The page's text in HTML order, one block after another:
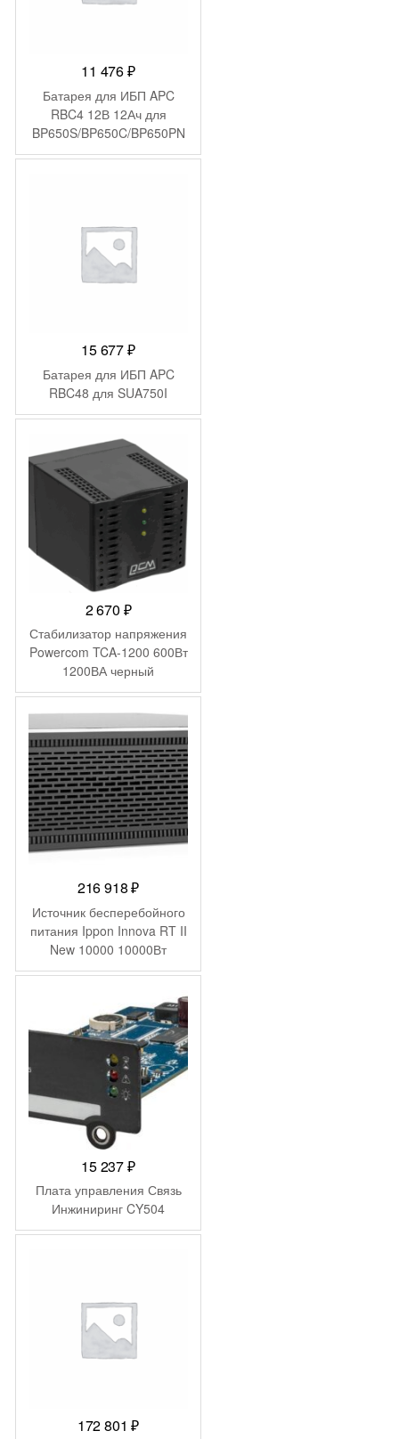
11 476₽
Батарея для ИБП APC
RBC4 12В 12Ач для
BP650S/BP650C/BP650PN
P/BK650M/BK650S/SU620N
50SX107/SC620/BE750BB/
BP650IPNP/BP650SI/SC62
0I/SU620INET/SUVS650I
15 677₽
Батарея для ИБП APC
RBC48 для SUA750I
2 670 ₽
Стабилизатор напряжения
Powercom TCA-1200 600Вт
1200ВА черный
216 918₽
Источник бесперебойного
питания Ippon Innova RT II
New 10000 10000Вт
10000ВА черный
15 237₽
Плата управления Связь
Инжиниринг CY504
172 801₽